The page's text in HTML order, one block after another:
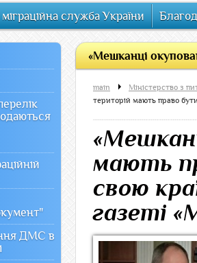
служба України
«Мешканці
main
Міністерство з
територій мають право
мають
свою
газеті
ДМС в